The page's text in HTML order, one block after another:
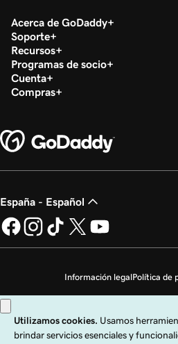
Acerca de GoDaddy
Soporte
Recursos
Programas de socio
Cuenta
Compras
España - Español
Información legalPolítica de
Copyright © 1999 - 2026 GoDaddy